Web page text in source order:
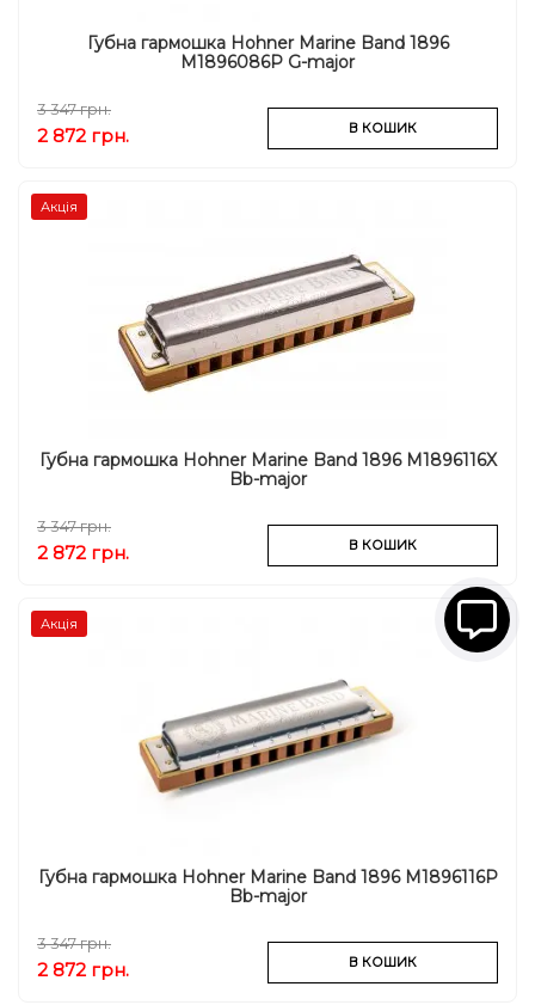
Губна гармошка Hohner Marine Band 1896
M1896086P G-major
3 347 грн.
2 872 грн. В КОШИК
Акція
Губна гармошка Hohner Marine Band 1896 M1896116X
Bb-major
3 347 грн.
2 872 грн. В КОШИК
Акція
Губна гармошка Hohner Marine Band 1896 M1896116P
Bb-major
3 347 грн.
2 872 грн. В КОШИК